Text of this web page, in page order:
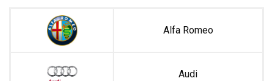
Alfa Romeo
Audi